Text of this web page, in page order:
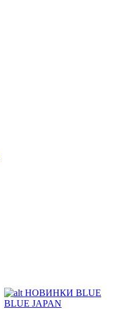
НОВИНКИ BLUE
BLUE JAPAN